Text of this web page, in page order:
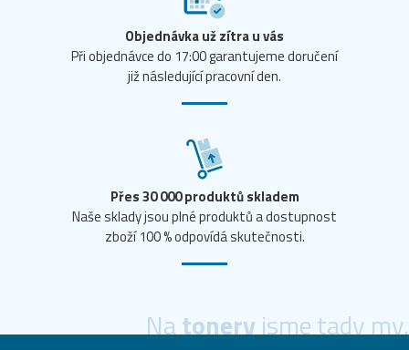
Objednávka už zítra u vás
Při objednávce do 17:00 garantujeme doručení
již následující pracovní den.
Přes 30 000 produktů skladem
Naše sklady jsou plné produktů a dostupnost
zboží 100 % odpovídá skutečnosti.
Natoneryjsme tady my.